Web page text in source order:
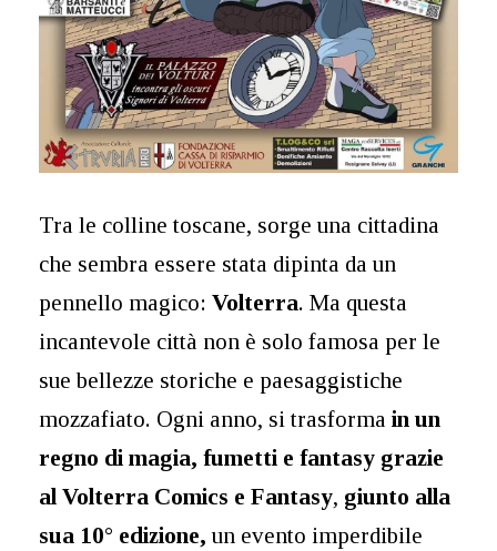
Tra le colline toscane, sorge una cittadina
che sembra essere stata dipinta da un
pennello magico: Volterra. Ma questa
incantevole città non è solo famosa per le
sue bellezze storiche e paesaggistiche
mozzafiato. Ogni anno, si trasforma in un
regno di magia, fumetti e fantasy grazie
al Volterra Comics e Fantasy, giunto alla
sua 10° edizione, un evento imperdibile